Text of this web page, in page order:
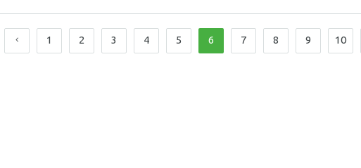
1 2 3 4 5 6 7 8 9 10